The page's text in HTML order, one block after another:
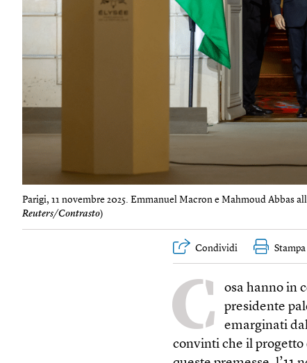
Parigi, 11 novembre 2025. Emmanuel Macron e Mahmoud Abbas
Reuters/Contrasto)
Condividi Stampa
C
osa hanno in
presidente
emarginati
convinti che il progetto